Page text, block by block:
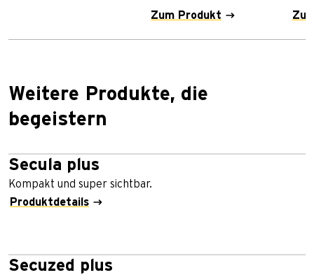
Zum Produkt
Weitere Produkte, die
begeistern
Secula plus
Kompakt und super sichtbar.
Produktdetails
Secuzed plus